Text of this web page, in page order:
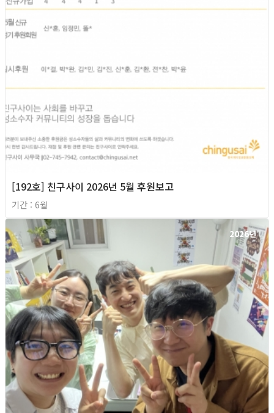
[192호] 친구사이 2026년 5월 후원보고
기간 : 6월
2026년